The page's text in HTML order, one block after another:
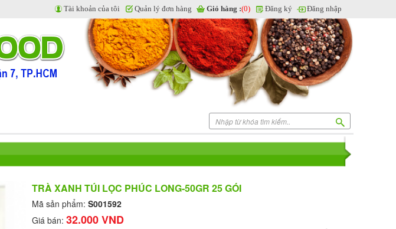
Tài khoản của tôi Quản lý đơn hàng Giỏ hàng :(0) Đăng ký Đăng nhập
TRÀ XANH TÚI LỌC PHÚC LONG-50GR 25 GÓI
Mã sản phẩm: S001592
Giá bán: 32.000 VND